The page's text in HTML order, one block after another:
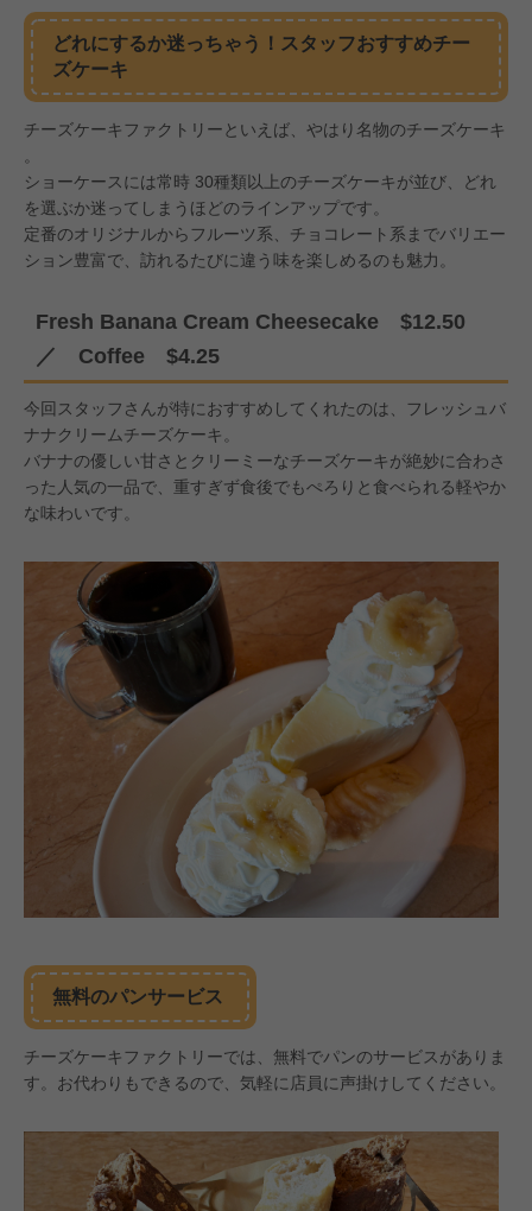
どれにするか迷っちゃう！スタッフおすすめチー
ズケーキ
チーズケーキファクトリーといえば、やはり名物のチーズケーキ
。
ショーケースには常時 30種類以上のチーズケーキが並び、どれ
を選ぶか迷ってしまうほどのラインアップです。
定番のオリジナルからフルーツ系、チョコレート系までバリエー
ション豊富で、訪れるたびに違う味を楽しめるのも魅力。
Fresh Banana Cream Cheesecake $12.50
／ Coffee $4.25
今回スタッフさんが特におすすめしてくれたのは、フレッシュバ
ナナクリームチーズケーキ。
バナナの優しい甘さとクリーミーなチーズケーキが絶妙に合わさ
った人気の一品で、重すぎず食後でもぺろりと食べられる軽やか
な味わいです。
無料のパンサービス
チーズケーキファクトリーでは、無料でパンのサービスがありま
す。お代わりもできるので、気軽に店員に声掛けしてください。